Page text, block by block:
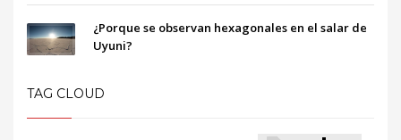
¿Porque se observan hexagonales en el salar de
Uyuni?
TAG CLOUD